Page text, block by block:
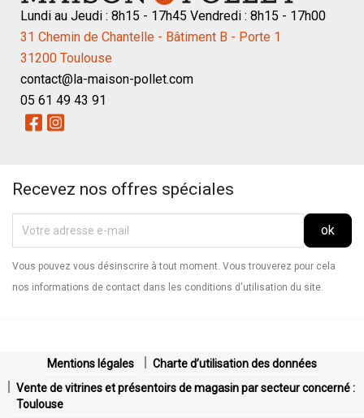
Lundi au Jeudi : 8h15 - 17h45 Vendredi : 8h15 - 17h00
31 Chemin de Chantelle - Bâtiment B - Porte 1
31200 Toulouse
contact@la-maison-pollet.com
05 61 49 43 91
Recevez nos offres spéciales
Vous pouvez vous désinscrire à tout moment. Vous trouverez pour cela
nos informations de contact dans les conditions d'utilisation du site.
Mentions légales
Charte d’utilisation des données
Vente de vitrines et présentoirs de magasin par secteur concerné :
Toulouse